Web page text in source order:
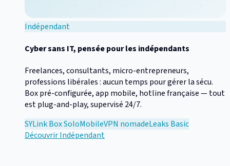
Indépendant
Cyber sans IT, pensée pour les indépendants
Freelances, consultants, micro-entrepreneurs,
professions libérales : aucun temps pour gérer la sécu.
Box pré-configurée, app mobile, hotline française — tout
est plug-and-play, supervisé 24/7.
SYLink Box SoloMobileVPN nomadeLeaks Basic
DécouvrirIndépendant